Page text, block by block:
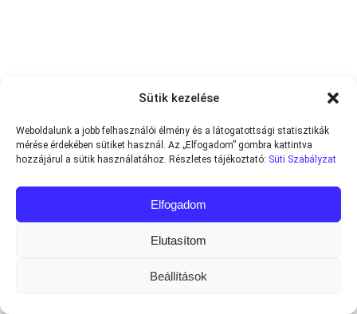
Sütik kezelése
Weboldalunk a jobb felhasználói élmény és a látogatottsági statisztikák
mérése érdekében sütiket használ. Az „Elfogadom” gombra kattintva
hozzájárul a sütik használatához. Részletes tájékoztató: Süti Szabályzat
Elfogadom
Elutasítom
Beállítások